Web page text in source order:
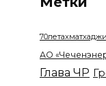
70летахматхаджи
АО
Глава ЧР